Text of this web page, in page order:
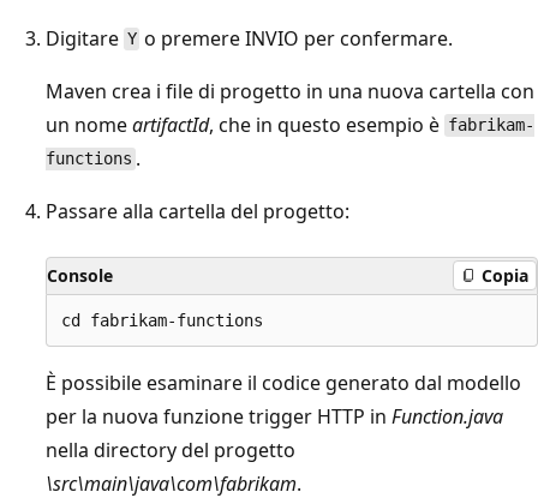
Digitare Y o premere INVIO per confermare.
Maven crea i file di progetto in una nuova cartella con
un nomeartifactId, che in questo esempio è fabrikam-
functions .
Passare alla cartella del progetto:
Console Copia
È possibile esaminare il codice generato dal modello
per la nuova funzione trigger HTTP in Function.java
nella directory del progetto
\src\main\java\com\fabrikam.